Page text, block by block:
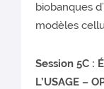
biobanques
modèles
Session 5C :
L’USAGE –